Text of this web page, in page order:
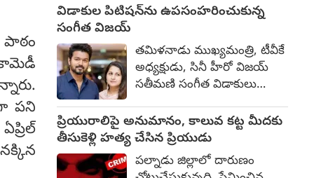
పాఠం
కామెడీ
పని
వ్యాఖ్యానించారు. ఆయన
జాతీయ స్థాయిలో పొత్తు
వున్నదనీ, తెలంగాణ రాష్ట్రం
విషయానికి వస్తే ఏ పార్టీతోనే
పొత్తు వుండదు. జనసేన విషయం
అధిష్టానం చూసుకుంటుంది. ఆ
పార్టీ ఎన్డీయేలో భాగస్వామి.
తెలంగాణ ప్రభుత్వ వైఫల్యాలు,
ఆరు గ్యారెంటీలపై పోరాటం
విడాకుల పిటిషన్‌ను ఉపసంహరించుకున్న
సంగీత విజయ్
తమిళనాడు ముఖ్యమంత్రి, టీవీకే
అధ్యక్షుడు, సినీ హీరో విజయ్
సతీమణి సంగీత విడాకులు
పిటిషన్‌ను
ఉపసంహరించుకున్నారు. దీంతో
తన భర్త నుంచి విడాకులు
కోరుతూ ఆమె దాఖలు చేసిన కేసు
ప్రియురాలిపై అనుమానం, కాలువ కట్ట మీదకు
తీసుకెళ్లి హత్య చేసిన ప్రియుడు
పల్నాడు జిల్లాలో దారుణం